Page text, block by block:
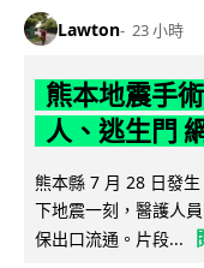
Lawton 23 小時
熊本地震手
人、逃生門
熊本縣 7 月 28 日發
下地震一刻，醫護人
保出口流通。片段...